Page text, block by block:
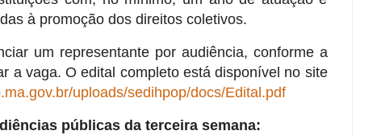
à promoção dos direitos coletivos.
um representante por audiência, conforme a
a vaga. O edital completo está disponível no site
uploads/sedihpop/docs/Edital.pdf
públicas da terceira semana: